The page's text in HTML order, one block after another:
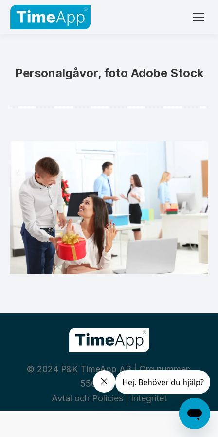
Personalgåvor, foto Adobe Stock
© 2024 P&K TimeApp AB | Org nummer:
556460-3669
Avtal och Policies| Integritet